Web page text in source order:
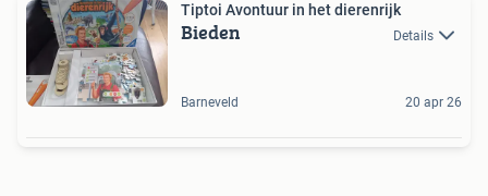
Tiptoi Avontuur in het dierenrijk
Bieden Details
Barneveld 20 apr 26